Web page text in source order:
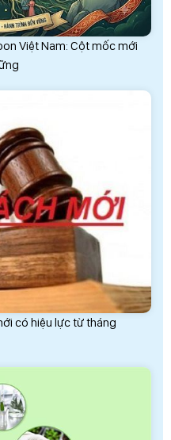
Việt Nam: Cột mốc mới
có hiệu lực từ tháng